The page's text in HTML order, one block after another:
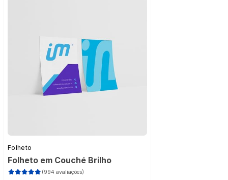
Folheto
Folheto em Couché Brilho
(994 avaliações)